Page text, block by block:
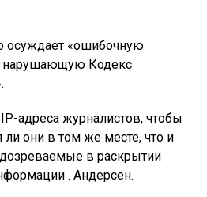
осуждает «ошибочную
нарушающую Кодекс
адреса журналистов, чтобы
ли они в том же месте, что и
в раскрытии
. Андерсен.